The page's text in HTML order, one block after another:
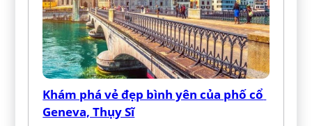
Khám phá vẻ đẹp bình yên của phố cổ
Geneva, Thụy Sĩ